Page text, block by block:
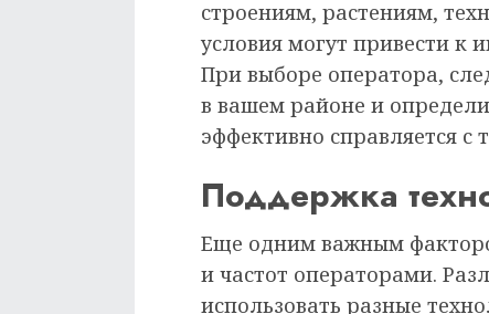
строениям, растениям,
условия могут привести к
При выборе оператора,
в вашем районе и
эффективно справляется с
Поддержка
Еще одним важным
и частот операторами.
использовать разные